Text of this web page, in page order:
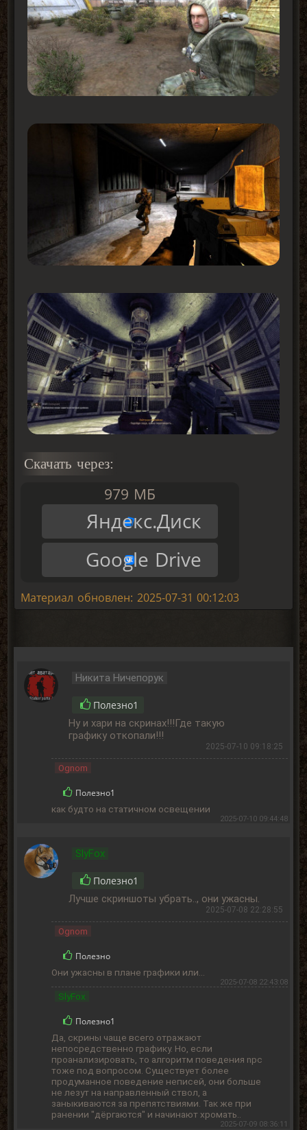
Скачать через:
979 МБ
Яндекс.Диск
Google Drive
Материал обновлен: 2025-07-31 00:12:03
Никита Ничепорук
Полезно1
Ну и хари на скринах!!!Где такую
графику откопали!!!
2025-07-10 09:18:25
Ognom
Полезно1
как будто на статичном освещении
2025-07-10 09:44:48
SlyFox
Полезно1
Лучше скриншоты убрать.., они ужасны.
2025-07-08 22:28:55
Ognom
Полезно
Они ужасны в плане графики или...
2025-07-08 22:43:08
SlyFox
Полезно1
Да, скрины чаще всего отражают
непосредственно графику. Но, если
проанализировать, то алгоритм поведения npc
тоже под вопросом. Существует более
продуманное поведение неписей, они больше
не лезут на направленный ствол, а
заныкиваются за препятствиями. Так же при
ранении "дёргаются" и начинают хромать..
2025-07-09 08:36:11